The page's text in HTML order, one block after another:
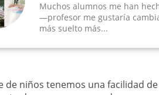
Muchos alumnos me han
—profesor me gustaría
más suelto más...
de niños tenemos una facilidad de